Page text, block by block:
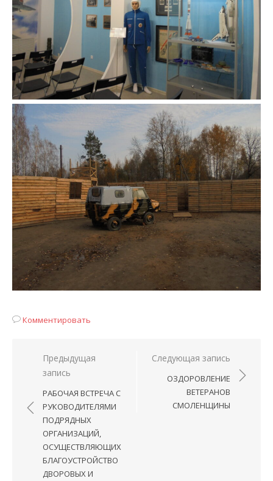
Комментировать
Навигация
записям
Предыдущая
запись
РАБОЧАЯ ВСТРЕЧА С
РУКОВОДИТЕЛЯМИ
ПОДРЯДНЫХ
ОРГАНИЗАЦИЙ,
ОСУЩЕСТВЛЯЮЩИХ
БЛАГОУСТРОЙСТВО
ДВОРОВЫХ И
Следующая запись
ОЗДОРОВЛЕНИЕ
ВЕТЕРАНОВ
СМОЛЕНЩИНЫ